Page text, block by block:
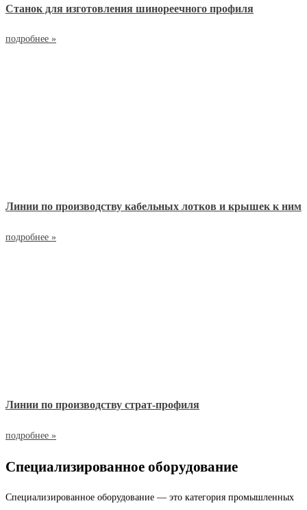
Станок для изготовления шинореечного профиля
подробнее »
Линии по производству кабельных лотков и крышек к ним
подробнее »
Линии по производству страт-профиля
подробнее »
Специализированное оборудование
Специализированное оборудование — это категория промышленных